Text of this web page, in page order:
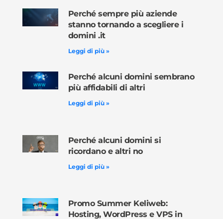
Perché sempre più aziende
stanno tornando a scegliere i
domini .it
Leggi di più »
Perché alcuni domini sembrano
più affidabili di altri
Leggi di più »
Perché alcuni domini si
ricordano e altri no
Leggi di più »
Promo Summer Keliweb:
Hosting, WordPress e VPS in